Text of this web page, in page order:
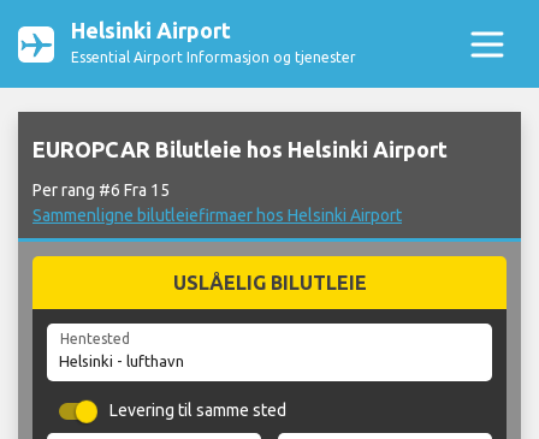
Helsinki Airport
Essential Airport Informasjon og tjenester
EUROPCAR Bilutleie hos Helsinki Airport
Per rang #6 Fra 15
Sammenligne bilutleiefirmaer hos Helsinki Airport
USLÅELIG BILUTLEIE
Hentested
Levering til samme sted